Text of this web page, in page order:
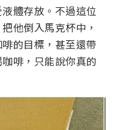
體存放。不過這位
他倒入馬克杯中，
的目標，甚至還帶
啡，只能說你真的